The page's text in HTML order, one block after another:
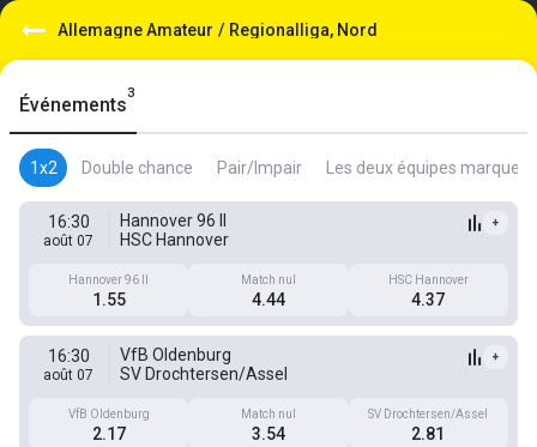
Allemagne Amateur / Regionalliga, Nord
Événements
3
1x2 Double chance Pair/Impair Les deux équipes marquent
16:30
août 07
Hannover 96 II
HSC Hannover
+
Hannover 96 II
1.55
Match nul
4.44
HSC Hannover
4.37
16:30
août 07
VfB Oldenburg
SV Drochtersen/Assel
+
VfB Oldenburg
2.17
Match nul
3.54
SV Drochtersen/Assel
2.81